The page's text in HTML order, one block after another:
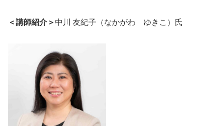
＜講師紹介＞ 中川 友紀子（なかがわ ゆきこ）氏